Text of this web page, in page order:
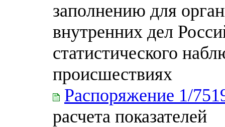
заполнению для
внутренних дел
статистического
происшествиях
Распоряжение 1/
расчета показателей